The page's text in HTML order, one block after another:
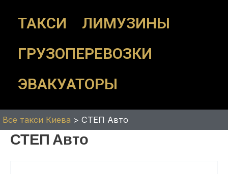
ТАКСИ
ЛИМУЗИНЫ
ГРУЗОПЕРЕВОЗКИ
ЭВАКУАТОРЫ
Все такси Киева > СТЕП Авто
СТЕП Авто